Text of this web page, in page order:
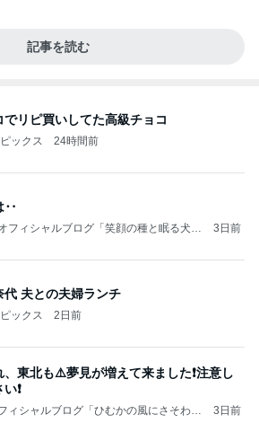
記事を読む
でリピ買いしてた高級チョコ
ックス 24時間前
‥
フィシャルブログ「笑顔の種と眠る犬」
3日前
代 夫との夫婦ランチ
ックス 2日前
、東北も⚠️夢見が増えて来ました❗️注意し
❗️
ィシャルブログ「ひむかの風にさそわれ
3日前